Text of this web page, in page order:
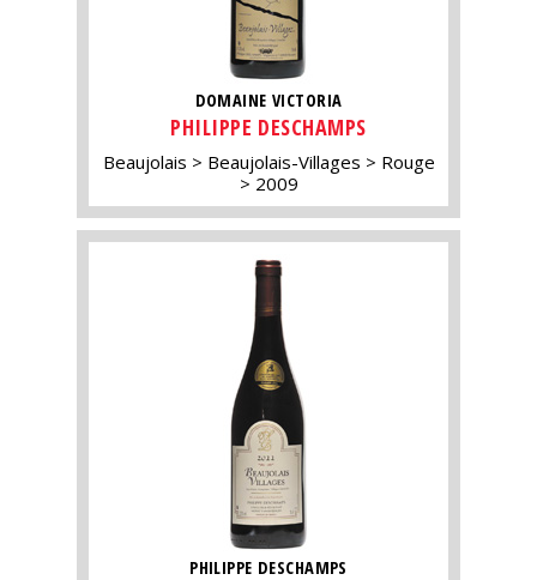
DOMAINE VICTORIA
PHILIPPE DESCHAMPS
Beaujolais Beaujolais-Villages
Rouge
2009
PHILIPPE DESCHAMPS